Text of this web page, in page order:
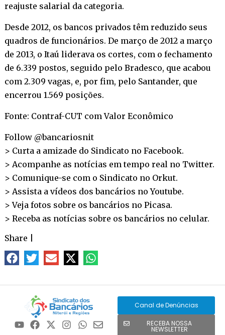
reajuste salarial da categoria.
Desde 2012, os bancos privados têm reduzido seus
quadros de funcionários. De março de 2012 a março
de 2013, o Itaú liderava os cortes, com o fechamento
de 6.339 postos, seguido pelo Bradesco, que acabou
com 2.309 vagas, e, por fim, pelo Santander, que
encerrou 1.569 posições.
Fonte: Contraf-CUT com Valor Econômico
Follow @bancariosnit
> Curta a amizade do Sindicato no Facebook.
> Acompanhe as notícias em tempo real no Twitter.
> Comunique-se com o Sindicato no Orkut.
> Assista a vídeos dos bancários noYoutube.
> Veja fotos sobre os bancários no Picasa.
> Receba as notícias sobre os bancários no celular.
Share
Canal de Denúncias
RECEBA NOSSA
NEWSLETTER